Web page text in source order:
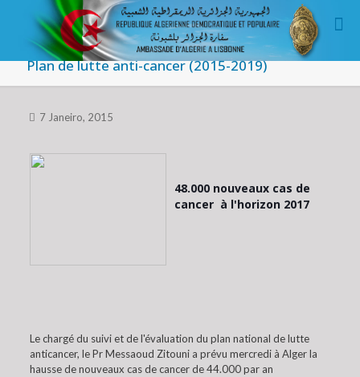
Plan de lutte anti-cancer (2015-2019)
7 Janeiro, 2015
48.000 nouveaux cas de
cancer à l'horizon 2017
Le chargé du suivi et de l'évaluation du plan national de lutte
anticancer, le Pr Messaoud Zitouni a prévu mercredi à Alger la
hausse de nouveaux cas de cancer de 44.000 par an